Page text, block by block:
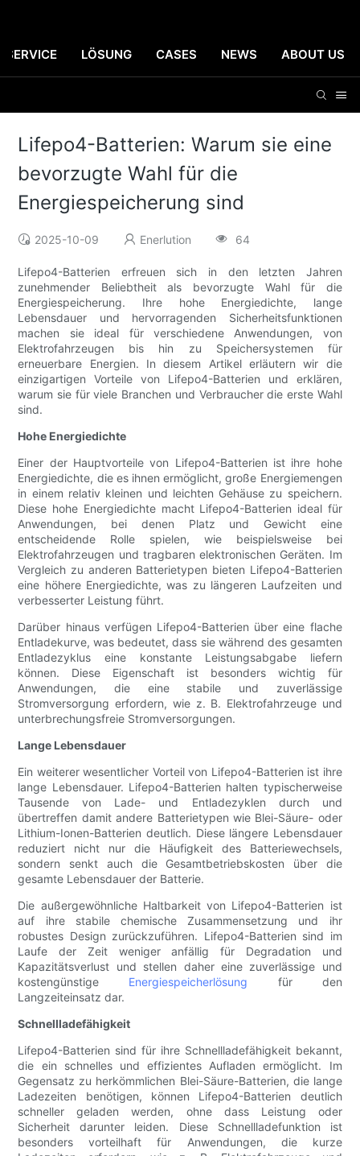
SERVICE LÖSUNG CASES NEWS ABOUT US
Lifepo4-Batterien: Warum sie eine
bevorzugte Wahl für die
Energiespeicherung sind
2025-10-09 Enerlution 64
Lifepo4-Batterien erfreuen sich in den letzten Jahren
zunehmender Beliebtheit als bevorzugte Wahl für die
Energiespeicherung. Ihre hohe Energiedichte, lange
Lebensdauer und hervorragenden Sicherheitsfunktionen
machen sie ideal für verschiedene Anwendungen, von
Elektrofahrzeugen bis hin zu Speichersystemen für
erneuerbare Energien. In diesem Artikel erläutern wir die
einzigartigen Vorteile von Lifepo4-Batterien und erklären,
warum sie für viele Branchen und Verbraucher die erste Wahl
sind.
Hohe Energiedichte
Einer der Hauptvorteile von Lifepo4-Batterien ist ihre hohe
Energiedichte, die es ihnen ermöglicht, große Energiemengen
in einem relativ kleinen und leichten Gehäuse zu speichern.
Diese hohe Energiedichte macht Lifepo4-Batterien ideal für
Anwendungen, bei denen Platz und Gewicht eine
entscheidende Rolle spielen, wie beispielsweise bei
Elektrofahrzeugen und tragbaren elektronischen Geräten. Im
Vergleich zu anderen Batterietypen bieten Lifepo4-Batterien
eine höhere Energiedichte, was zu längeren Laufzeiten und
verbesserter Leistung führt.
Darüber hinaus verfügen Lifepo4-Batterien über eine flache
Entladekurve, was bedeutet, dass sie während des gesamten
Entladezyklus eine konstante Leistungsabgabe liefern
können. Diese Eigenschaft ist besonders wichtig für
Anwendungen, die eine stabile und zuverlässige
Stromversorgung erfordern, wie z. B. Elektrofahrzeuge und
unterbrechungsfreie Stromversorgungen.
Lange Lebensdauer
Ein weiterer wesentlicher Vorteil von Lifepo4-Batterien ist ihre
lange Lebensdauer. Lifepo4-Batterien halten typischerweise
Tausende von Lade- und Entladezyklen durch und
übertreffen damit andere Batterietypen wie Blei-Säure- oder
Lithium-Ionen-Batterien deutlich. Diese längere Lebensdauer
reduziert nicht nur die Häufigkeit des Batteriewechsels,
sondern senkt auch die Gesamtbetriebskosten über die
gesamte Lebensdauer der Batterie.
Die außergewöhnliche Haltbarkeit von Lifepo4-Batterien ist
auf ihre stabile chemische Zusammensetzung und ihr
robustes Design zurückzuführen. Lifepo4-Batterien sind im
Laufe der Zeit weniger anfällig für Degradation und
Kapazitätsverlust und stellen daher eine zuverlässige und
kostengünstige Energiespeicherlösung für den
Langzeiteinsatz dar.
Schnellladefähigkeit
Lifepo4-Batterien sind für ihre Schnellladefähigkeit bekannt,
die ein schnelles und effizientes Aufladen ermöglicht. Im
Gegensatz zu herkömmlichen Blei-Säure-Batterien, die lange
Ladezeiten benötigen, können Lifepo4-Batterien deutlich
schneller geladen werden, ohne dass Leistung oder
Sicherheit darunter leiden. Diese Schnellladefunktion ist
besonders vorteilhaft für Anwendungen, die kurze